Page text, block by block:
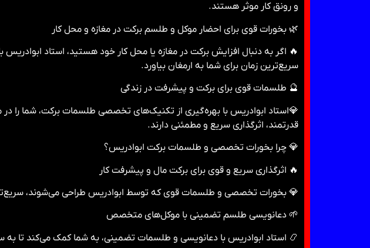
و رونق کار موثر هستند.
🌿 بخورات قوی برای احضار موکل و طلسم برکت در مغازه و محل کار
🔥 اگر به دنبال افزایش برکت در مغازه یا محل کار خود هستید، استاد
سریع‌ترین زمان برای شما به ارمغان بیاورد.
🔮 طلسمات قوی برای برکت و پیشرفت در زندگی
💎استاد ابوادریس با بهره‌گیری از تکنیک‌های تخصصی طلسمات برکت، شما
قدرتمند، اثرگذاری سریع و مطمئنی دارند.
💎 چرا بخورات تخصصی و طلسمات برکت ابوادریس؟
🔥 اثرگذاری سریع و قوی برای برکت مال و پیشرفت کار
💎 بخورات تخصصی و طلسمات قوی که توسط ابوادریس طراحی می‌شوند،
🌱 دعانویسی طلسم تضمینی با موکل‌های متخصص
📿 استاد ابوادریس با دعانویسی و طلسمات تضمینی، به شما کمک می‌کند تا